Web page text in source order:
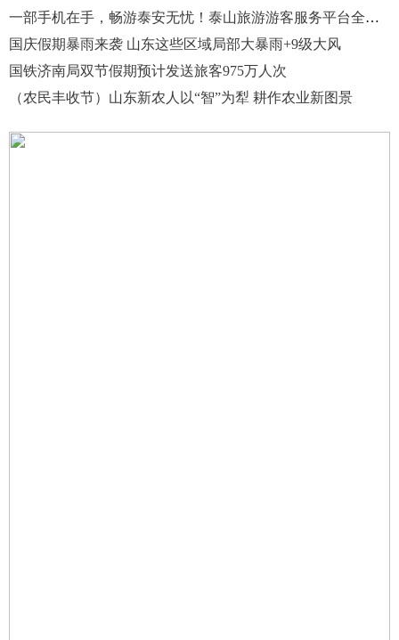
一部手机在手，畅游泰安无忧！泰山旅游游客服务平台全新升级
国庆假期暴雨来袭 山东这些区域局部大暴雨+9级大风
国铁济南局双节假期预计发送旅客975万人次
（农民丰收节）山东新农人以“智”为犁 耕作农业新图景